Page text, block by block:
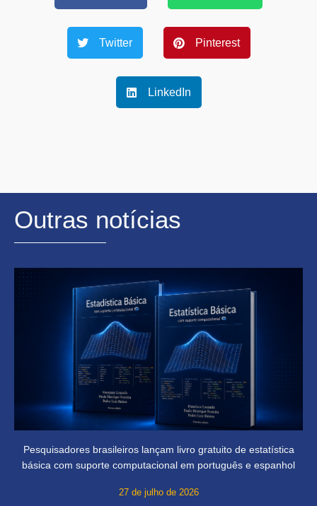
Twitter Pinterest
LinkedIn
Outras notícias
Pesquisadores brasileiros lançam livro gratuito de estatística
básica com suporte computacional em português e espanhol
27 de julho de 2026